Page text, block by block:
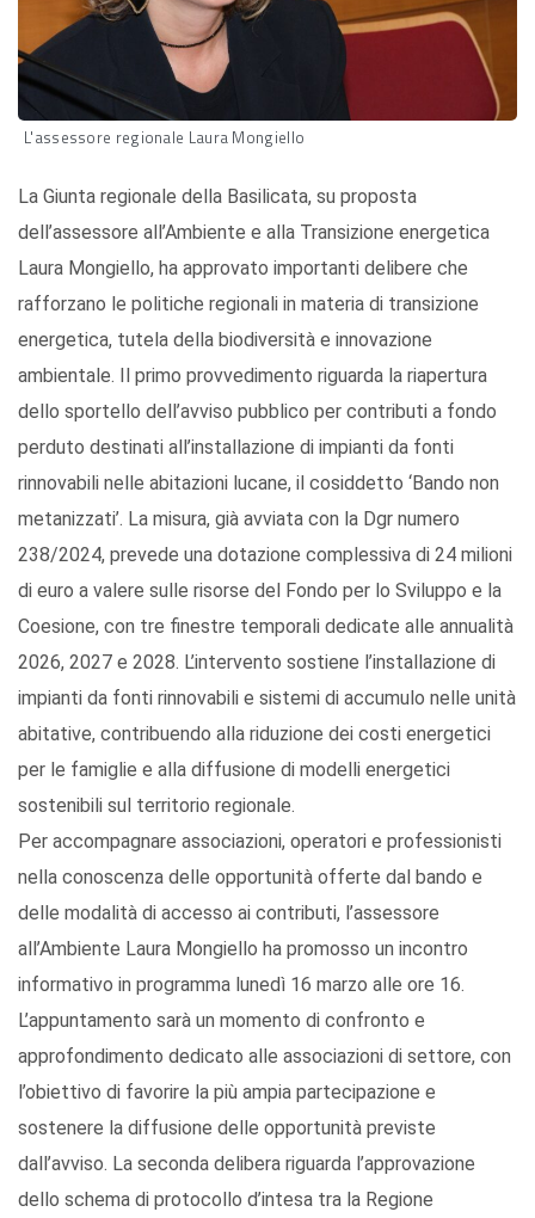
L'assessore regionale Laura Mongiello
La Giunta regionale della Basilicata, su proposta
dell’assessore all’Ambiente e alla Transizione energetica
Laura Mongiello, ha approvato importanti delibere che
rafforzano le politiche regionali in materia di transizione
energetica, tutela della biodiversità e innovazione
ambientale. Il primo provvedimento riguarda la riapertura
dello sportello dell’avviso pubblico per contributi a fondo
perduto destinati all’installazione di impianti da fonti
rinnovabili nelle abitazioni lucane, il cosiddetto ‘Bando non
metanizzati’. La misura, già avviata con la Dgr numero
238/2024, prevede una dotazione complessiva di 24 milioni
di euro a valere sulle risorse del Fondo per lo Sviluppo e la
Coesione, con tre finestre temporali dedicate alle annualità
2026, 2027 e 2028. L’intervento sostiene l’installazione di
impianti da fonti rinnovabili e sistemi di accumulo nelle unità
abitative, contribuendo alla riduzione dei costi energetici
per le famiglie e alla diffusione di modelli energetici
sostenibili sul territorio regionale.
Per accompagnare associazioni, operatori e professionisti
nella conoscenza delle opportunità offerte dal bando e
delle modalità di accesso ai contributi, l’assessore
all’Ambiente Laura Mongiello ha promosso un incontro
informativo in programma lunedì 16 marzo alle ore 16.
L’appuntamento sarà un momento di confronto e
approfondimento dedicato alle associazioni di settore, con
l’obiettivo di favorire la più ampia partecipazione e
sostenere la diffusione delle opportunità previste
dall’avviso. La seconda delibera riguarda l’approvazione
dello schema di protocollo d’intesa tra la Regione